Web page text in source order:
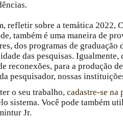
refletir sobre a temática 2022,
também é uma maneira de
dos programas de graduação
das pesquisas. Igualmente,
reconexões, para a produção
pesquisador, nossas
o seu trabalho, cadastre-se na
sistema. Você pode também
Jr.